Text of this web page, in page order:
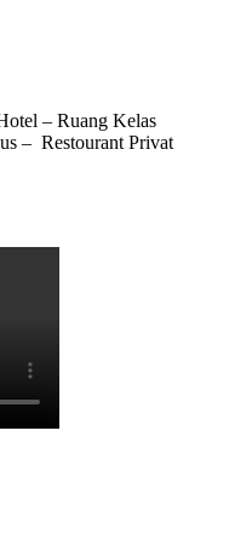
– Ruang Kelas
– Restourant Privat